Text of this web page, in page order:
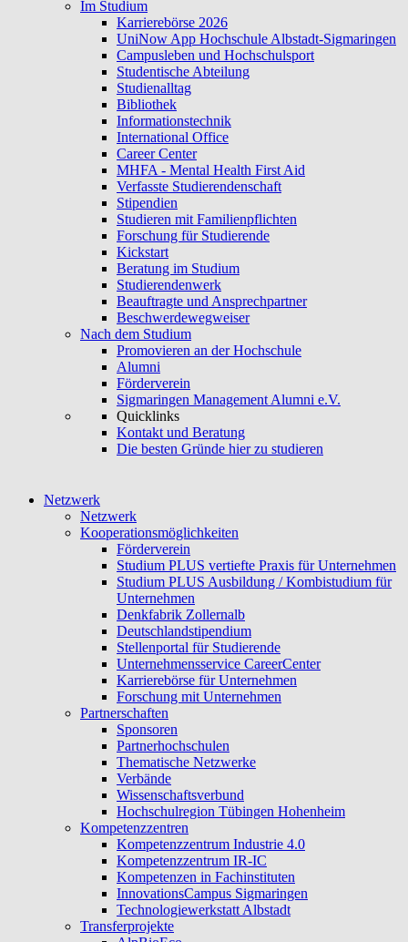
Im Studium
Karrierebörse 2026
UniNow App Hochschule Albstadt-Sigmaringen
Campusleben und Hochschulsport
Studentische Abteilung
Studienalltag
Bibliothek
Informationstechnik
International Office
Career Center
MHFA - Mental Health First Aid
Verfasste Studierendenschaft
Stipendien
Studieren mit Familienpflichten
Forschung für Studierende
Kickstart
Beratung im Studium
Studierendenwerk
Beauftragte und Ansprechpartner
Beschwerdewegweiser
Nach dem Studium
Promovieren an der Hochschule
Alumni
Förderverein
Sigmaringen Management Alumni e.V.
Quicklinks
Kontakt und Beratung
Die besten Gründe hier zu studieren
Netzwerk
Netzwerk
Kooperationsmöglichkeiten
Förderverein
Studium PLUS vertiefte Praxis für Unternehmen
Studium PLUS Ausbildung / Kombistudium für
Unternehmen
Denkfabrik Zollernalb
Deutschlandstipendium
Stellenportal für Studierende
Unternehmensservice CareerCenter
Karrierebörse für Unternehmen
Forschung mit Unternehmen
Partnerschaften
Sponsoren
Partnerhochschulen
Thematische Netzwerke
Verbände
Wissenschaftsverbund
Hochschulregion Tübingen Hohenheim
Kompetenzzentren
Kompetenzzentrum Industrie 4.0
Kompetenzzentrum IR-IC
Kompetenzen in Fachinstituten
InnovationsCampus Sigmaringen
Technologiewerkstatt Albstadt
Transferprojekte